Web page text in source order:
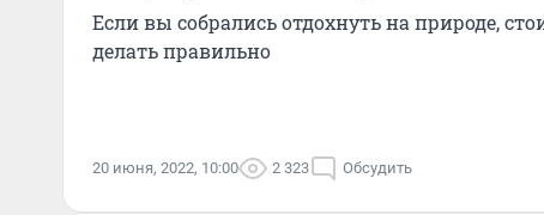
Если вы собрались отдохнуть на природе,
делать правильно
20 июня, 2022, 10:00 2 323 Обсудить